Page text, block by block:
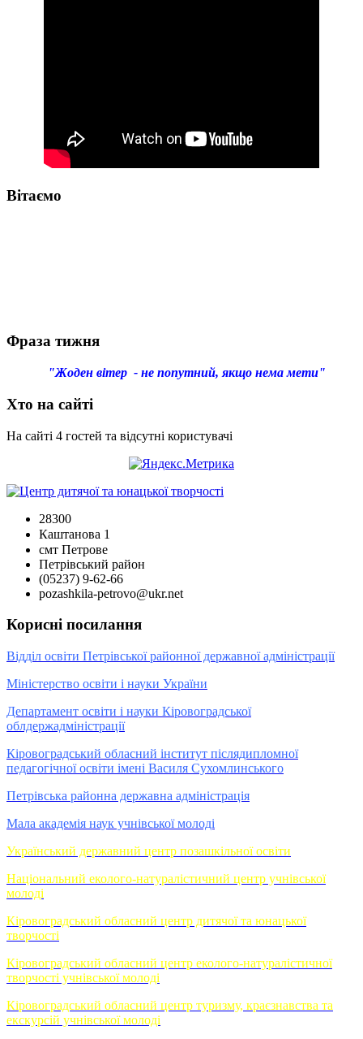
Вітаємо
Фраза тижня
"Жоден вітер - не попутний, якщо нема мети"
Хто на сайті
На сайті 4 гостей та відсутні користувачі
28300
Каштанова 1
смт Петрове
Петрівський район
(05237) 9-62-66
pozashkila-petrovo@ukr.net
Корисні посилання
Відділ освіти Петрівської районної державної адміністрації
Міністерство освіти і науки України
Департамент освіти і науки Кіровоградської
облдержадміністрації
Кіровоградський обласний інститут післядипломної
педагогічної освіти імені Василя Сухомлинського
Петрівська районна державна адміністрація
Мала академія наук учнівської молоді
Український державний центр позашкільної освіти
Національний еколого-натуралістичний центр учнівської
молоді
Кіровоградський обласний центр дитячої та юнацької
творчості
Кіровоградський обласний центр еколого-натуралістичної
творчості учнівської молоді
Кіровоградський обласний центр туризму, краєзнавства та
екскурсій учнівської молоді